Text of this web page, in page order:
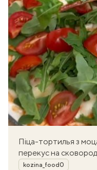
Піца-тортилья з
перекус на
Автор
kozina_food0